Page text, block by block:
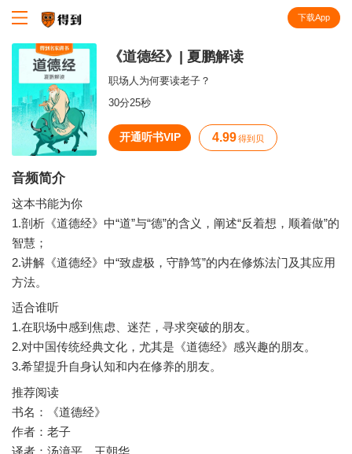
下载App
《道德经》| 夏鹏解读
职场人为何要读老子？
30分25秒
开通听书VIP 4.99 得到贝
音频简介
这本书能为你
1.剖析《道德经》中“道”与“德”的含义，阐述“反着想，顺着做”的
智慧；
2.讲解《道德经》中“致虚极，守静笃”的内在修炼法门及其应用
方法。
适合谁听
1.在职场中感到焦虑、迷茫，寻求突破的朋友。
2.对中国传统经典文化，尤其是《道德经》感兴趣的朋友。
3.希望提升自身认知和内在修养的朋友。
推荐阅读
书名：《道德经》
作者：老子
译者：汤漳平、王朝华